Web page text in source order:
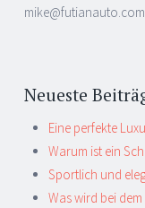
mike@futianauto.com
Neueste
Eine perfekte
Warum ist ein
Sportlich und
Was wird bei